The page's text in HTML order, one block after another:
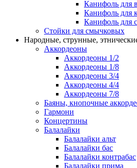
Канифоль для
Канифоль для
Канифоль для
Стойки для смычковых
Народные, струнные,
Аккордеоны
Аккордеоны 1/2
Аккордеоны 1/8
Аккордеоны 3/4
Аккордеоны 4/4
Аккордеоны 7/8
Баяны, кнопочные
Гармони
Концертины
Балалайки
Балалайки альт
Балалайки бас
Балалайки контрабас
Балалайки прима